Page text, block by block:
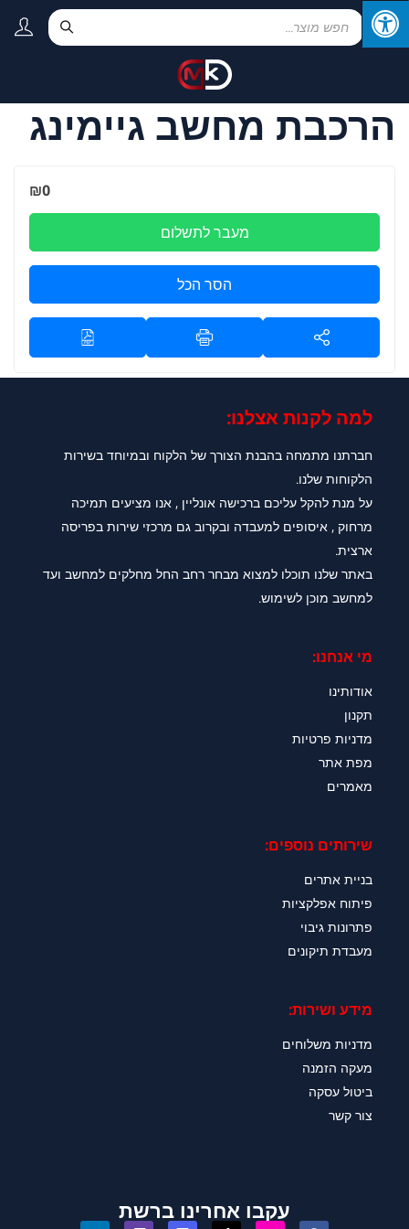
הרכבת מחשב גיימינג
₪0
מעבר לתשלום
הסר הכל
למה לקנות אצלנו:​
חברתנו מתמחה בהבנת הצורך של הלקוח ובמיוחד בשירות
הלקוחות שלנו.
על מנת להקל עליכם ברכישה אונליין , אנו מציעים תמיכה
מרחוק , איסופים למעבדה ובקרוב גם מרכזי שירות בפריסה
ארצית.
באתר שלנו תוכלו למצוא מבחר רחב החל מחלקים למחשב ועד
למחשב מוכן לשימוש.
מי אנחנו:
אודותינו
תקנון
מדניות פרטיות
מפת אתר
מאמרים
שירותים נוספים:
בניית אתרים
פיתוח אפלקציות
פתרונות גיבוי
מעבדת תיקונים
מידע ושירות:
מדניות משלוחים
מעקה הזמנה
ביטול עסקה
צור קשר
עקבו אחרינו ברשת